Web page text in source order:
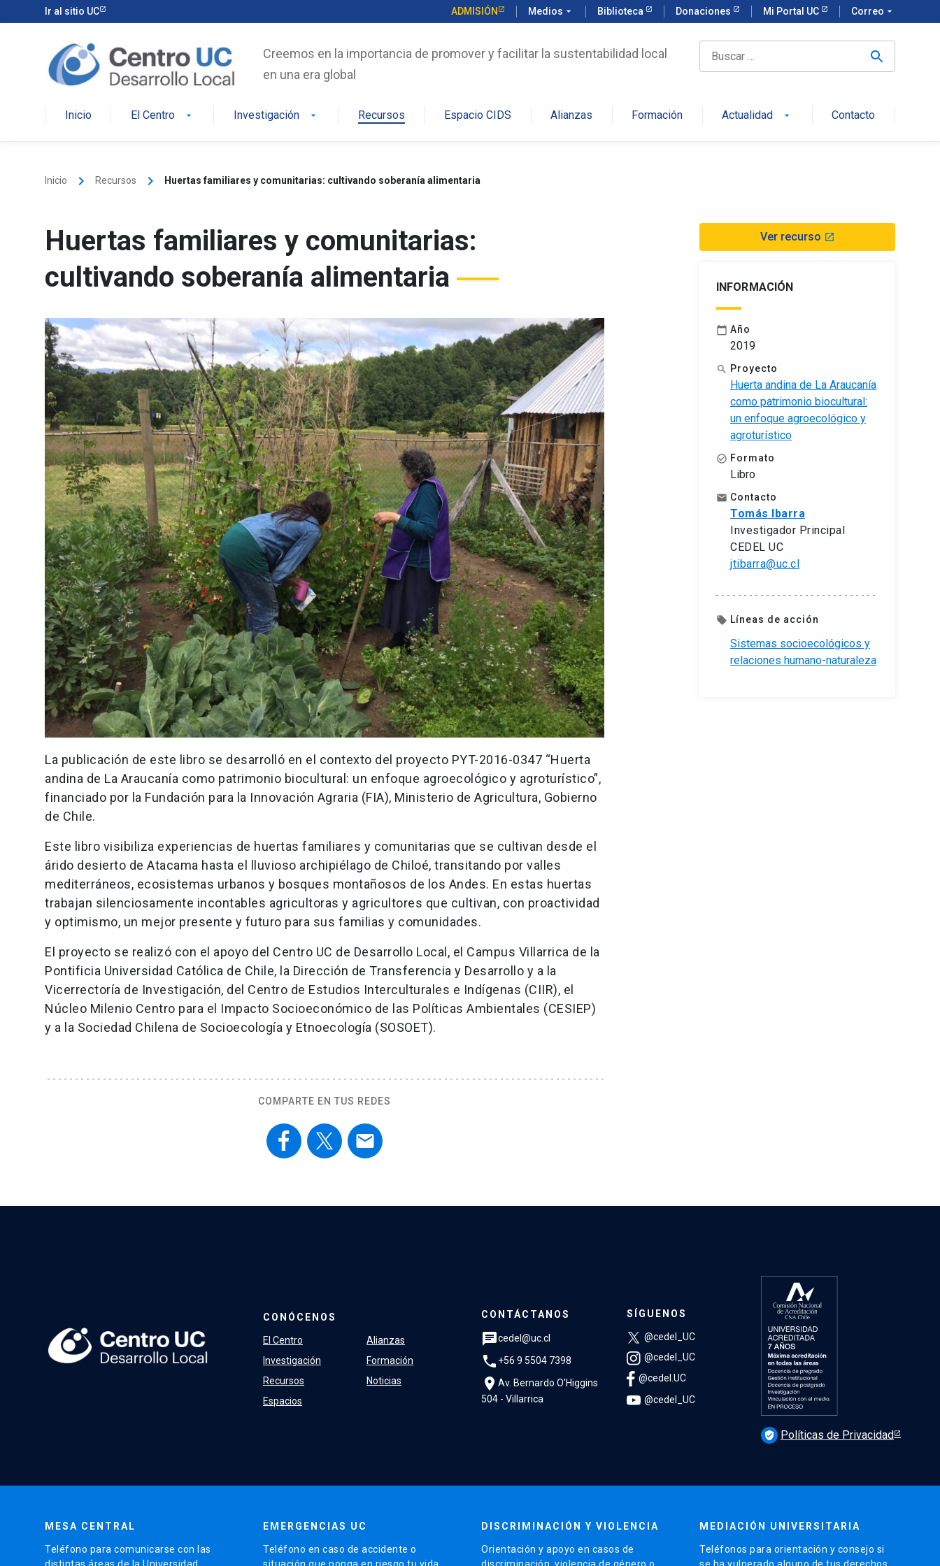
to
Ir al sitio UC ADMISIÓN Medios arrow_drop_down Biblioteca Donaciones Mi Portal UC Correo arrow_drop_down
Creemos en la importancia de promover y facilitar la sustentabilidad local
en una era global
Inicio El Centro arrow_drop_down Investigación arrow_drop_down Recursos Espacio CIDS Alianzas Formación Actualidad arrow_drop_down Contacto
Inicio keyboard_arrow_right Recursos keyboard_arrow_right Huertas familiares y comunitarias: cultivando soberanía alimentaria
Huertas familiares y comunitarias:
cultivando soberanía alimentaria
La publicación de este libro se desarrolló en el contexto del proyecto PYT-2016-0347 “Huerta
andina de La Araucanía como patrimonio biocultural: un enfoque agroecológico y agroturístico”,
financiado por la Fundación para la Innovación Agraria (FIA), Ministerio de Agricultura, Gobierno
de Chile.
Este libro visibiliza experiencias de huertas familiares y comunitarias que se cultivan desde el
árido desierto de Atacama hasta el lluvioso archipiélago de Chiloé, transitando por valles
mediterráneos, ecosistemas urbanos y bosques montañosos de los Andes. En estas huertas
trabajan silenciosamente incontables agricultoras y agricultores que cultivan, con proactividad
y optimismo, un mejor presente y futuro para sus familias y comunidades.
El proyecto se realizó con el apoyo del Centro UC de Desarrollo Local, el Campus Villarrica de la
Pontificia Universidad Católica de Chile, la Dirección de Transferencia y Desarrollo y a la
Vicerrectoría de Investigación, del Centro de Estudios Interculturales e Indígenas (CIIR), el
Núcleo Milenio Centro para el Impacto Socioeconómico de las Políticas Ambientales (CESIEP)
y a la Sociedad Chilena de Socioecología y Etnoecología (SOSOET).
COMPARTE EN TUS REDES
email
Ver recurso launch
INFORMACIÓN
calendar_today Año
2019
search Proyecto
Huerta andina de La Araucanía
como patrimonio biocultural:
un enfoque agroecológico y
agroturístico
check_circle_outline Formato
Libro
email Contacto
Tomás Ibarra
Investigador Principal
CEDEL UC
jtibarra@uc.cl
local_offer Líneas de acción
Sistemas socioecológicos y
relaciones humano-naturaleza
CONÓCENOS
El Centro
Investigación
Recursos
Espacios
Alianzas
Formación
Noticias
CONTÁCTANOS
chatcedel@uc.cl
phone +56 9 5504 7398
location_on Av. Bernardo O'Higgins
504 - Villarrica
SÍGUENOS
@cedel_UC
@cedel_UC
@cedel.UC
@cedel_UC
verified_user Políticas de Privacidad
MESA CENTRAL
Teléfono para comunicarse con las
EMERGENCIAS UC
Teléfono en caso de accidente o
DISCRIMINACIÓN Y VIOLENCIA
Orientación y apoyo en casos de
MEDIACIÓN UNIVERSITARIA
Teléfonos para orientación y consejo si